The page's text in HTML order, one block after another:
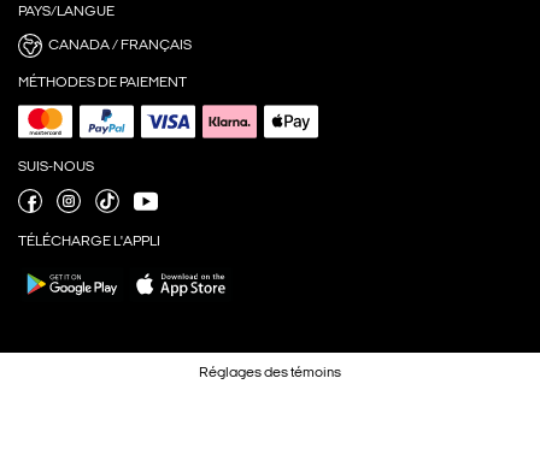
PAYS/LANGUE
CANADA / FRANÇAIS
MÉTHODES DE PAIEMENT
SUIS-NOUS
TÉLÉCHARGE L'APPLI
Réglages des témoins